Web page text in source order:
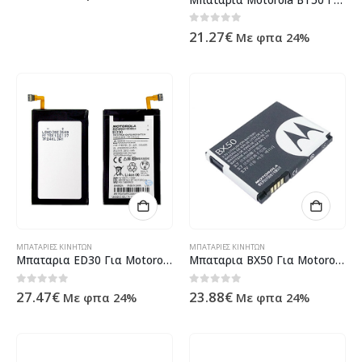
0out of 5
21.27€ Με φπα 24%
ΜΠΑΤΑΡΊΕΣ ΚΙΝΗΤΏΝ
Μπαταρια ED30 Για Motorola Moto G Bulk
0out of 5
27.47€ Με φπα 24%
ΜΠΑΤΑΡΊΕΣ ΚΙΝΗΤΏΝ
Μπαταρια BX50 Για Motorola V9 – Z9 Bulk
0out of 5
23.88€ Με φπα 24%